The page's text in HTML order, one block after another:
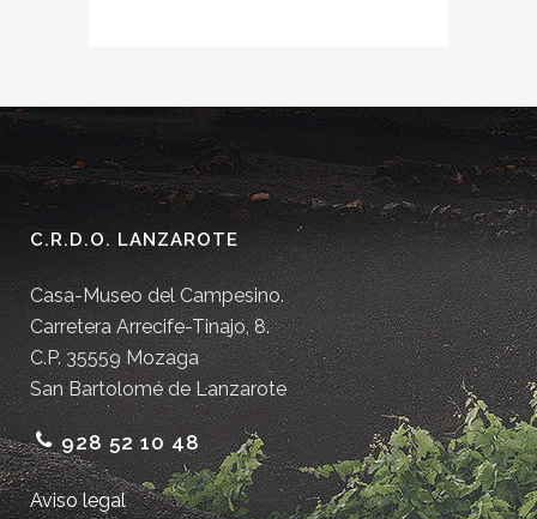
C.R.D.O. LANZAROTE
Casa-Museo del Campesino.
Carretera Arrecife-Tinajo, 8.
C.P. 35559 Mozaga
San Bartolomé de Lanzarote
928 52 10 48
Aviso legal